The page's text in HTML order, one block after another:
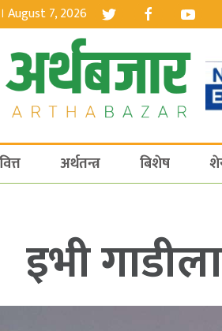
August 7, 2026
अर्थतन्त्र बिशेष
इभी